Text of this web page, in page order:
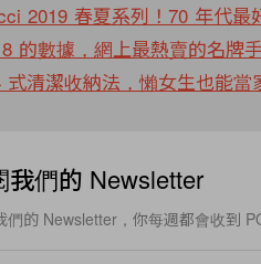
2019 春夏系列！70 年代最
的數據，網上最熱賣的名牌
清潔收納法，懶女生也能當
我們的 Newsletter
們的 Newsletter，你每週都會收到